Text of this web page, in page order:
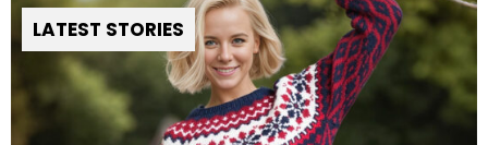
LATEST STORIES